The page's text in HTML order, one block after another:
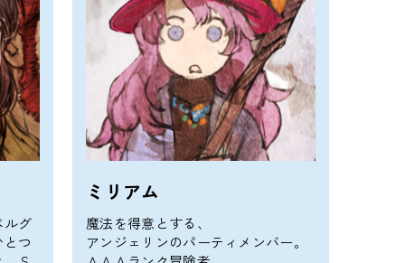
ルグ
つ
ミリアム
魔法を得意とする、
アンジェリンのパーティメンバー。